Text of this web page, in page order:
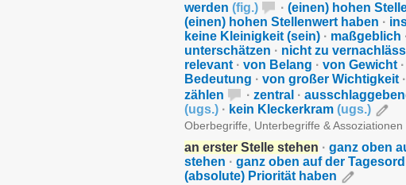
werden (fig.) · (einen) hohen
(einen) hohen Stellenwert haben ·
keine Kleinigkeit (sein) · maßgeblich
unterschätzen · nicht zu
relevant · von Belang · von Gewicht ·
Bedeutung · von großer Wichtigkeit ·
zählen
· zentral ·
(ugs.) · kein Kleckerkram (ugs.)
Oberbegriffe, Unterbegriffe & Assoziationen
an erster Stelle stehen · ganz oben
stehen · ganz oben auf der
(absolute) Priorität haben